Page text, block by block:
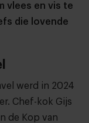
vlees en vis te
die lovende
werd in 2024
Chef-kok Gijs
de Kop van